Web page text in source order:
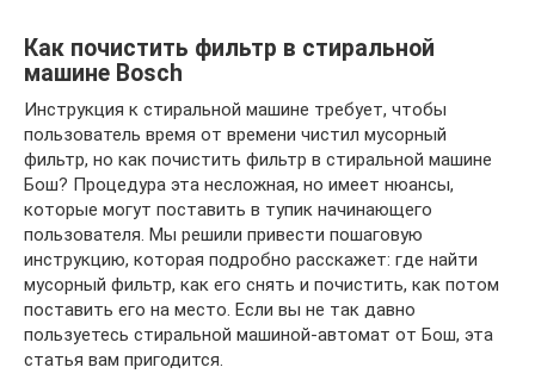
Как почистить фильтр в стиральной
машине Bosch
Инструкция к стиральной машине требует, чтобы
пользователь время от времени чистил мусорный
фильтр, но как почистить фильтр в стиральной машине
Бош? Процедура эта несложная, но имеет нюансы,
которые могут поставить в тупик начинающего
пользователя. Мы решили привести пошаговую
инструкцию, которая подробно расскажет: где найти
мусорный фильтр, как его снять и почистить, как потом
поставить его на место. Если вы не так давно
пользуетесь стиральной машиной-автомат от Бош, эта
статья вам пригодится.